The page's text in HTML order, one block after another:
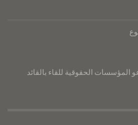
المؤسسات الحقوقية للقاء بالقائد